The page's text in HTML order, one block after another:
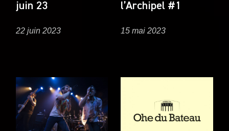
juin 23
22 juin 2023
l’Archipel #1
15 mai 2023